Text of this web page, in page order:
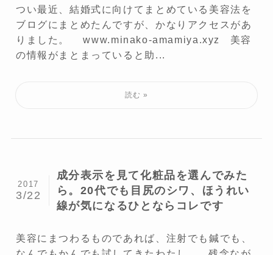
つい最近、結婚式に向けてまとめている美容法を
ブログにまとめたんですが、かなりアクセスがあ
りました。 www.minako-amamiya.xyz 美容
の情報がまとまっていると助...
成分表示を見て化粧品を選んでみた
ら。20代でも目尻のシワ、ほうれい
線が気になるひとならコレです
2017
3/22
美容にまつわるものであれば、注射でも鍼でも、